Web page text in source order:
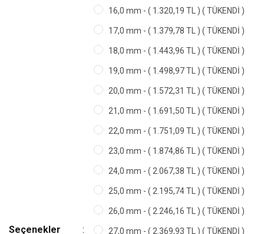
Seçenekler
16,0 mm - ( 1.320,19 TL ) ( TÜKENDİ )
17,0 mm - ( 1.379,78 TL ) ( TÜKENDİ )
18,0 mm - ( 1.443,96 TL ) ( TÜKENDİ )
19,0 mm - ( 1.498,97 TL ) ( TÜKENDİ )
20,0 mm - ( 1.572,31 TL ) ( TÜKENDİ )
21,0 mm - ( 1.691,50 TL ) ( TÜKENDİ )
22,0 mm - ( 1.751,09 TL ) ( TÜKENDİ )
23,0 mm - ( 1.874,86 TL ) ( TÜKENDİ )
24,0 mm - ( 2.067,38 TL ) ( TÜKENDİ )
25,0 mm - ( 2.195,74 TL ) ( TÜKENDİ )
26,0 mm - ( 2.246,16 TL ) ( TÜKENDİ )
27,0 mm - ( 2.369,93 TL ) ( TÜKENDİ )